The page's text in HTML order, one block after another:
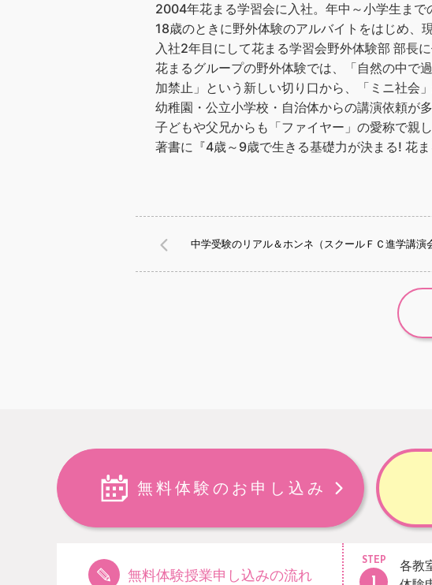
2004年花まる学習会に入社。年中～小学生まで
18歳のときに野外体験のアルバイトをはじめ、
入社2年目にして花まる学習会野外体験部 部長
花まるグループの野外体験では、「自然の中で
加禁止」という新しい切り口から、「ミニ社会
幼稚園・公立小学校・自治体からの講演依頼が多
子どもや父兄からも「ファイヤー」の愛称で親
著書に『4歳～9歳で生きる基礎力が決まる! 花
中学受験のリアル＆ホンネ（スクールＦＣ進学講演
無料体験のお申し込み
無料体験授業申し込みの流れ
STEP
各教